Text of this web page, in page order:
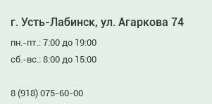
г. Усть-Лабинск, ул. Агаркова 74
пн.-пт.: 7:00 до 19:00
сб.-вс.: 8:00 до 15:00
8 (918) 075-60-00